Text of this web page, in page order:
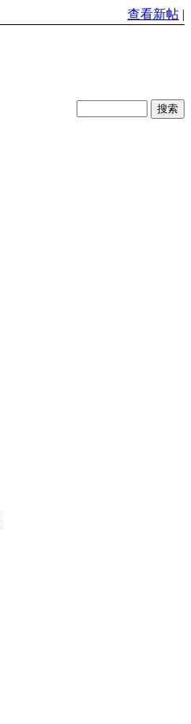
查看新帖 |